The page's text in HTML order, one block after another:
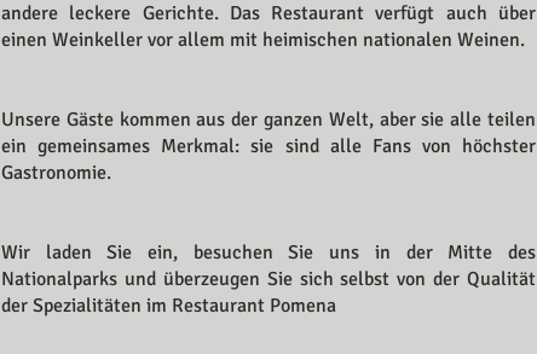
andere leckere Gerichte. Das Restaurant verfügt auch über
einen Weinkeller vor allem mit heimischen nationalen Weinen. ​
Unsere Gäste kommen aus der ganzen Welt, aber sie alle teilen
ein gemeinsames Merkmal: sie sind alle Fans von höchster
Gastronomie. ​
Wir laden Sie ein, besuchen Sie uns in der Mitte des
Nationalparks und überzeugen Sie sich selbst von der Qualität
der Spezialitäten im Restaurant Pomena